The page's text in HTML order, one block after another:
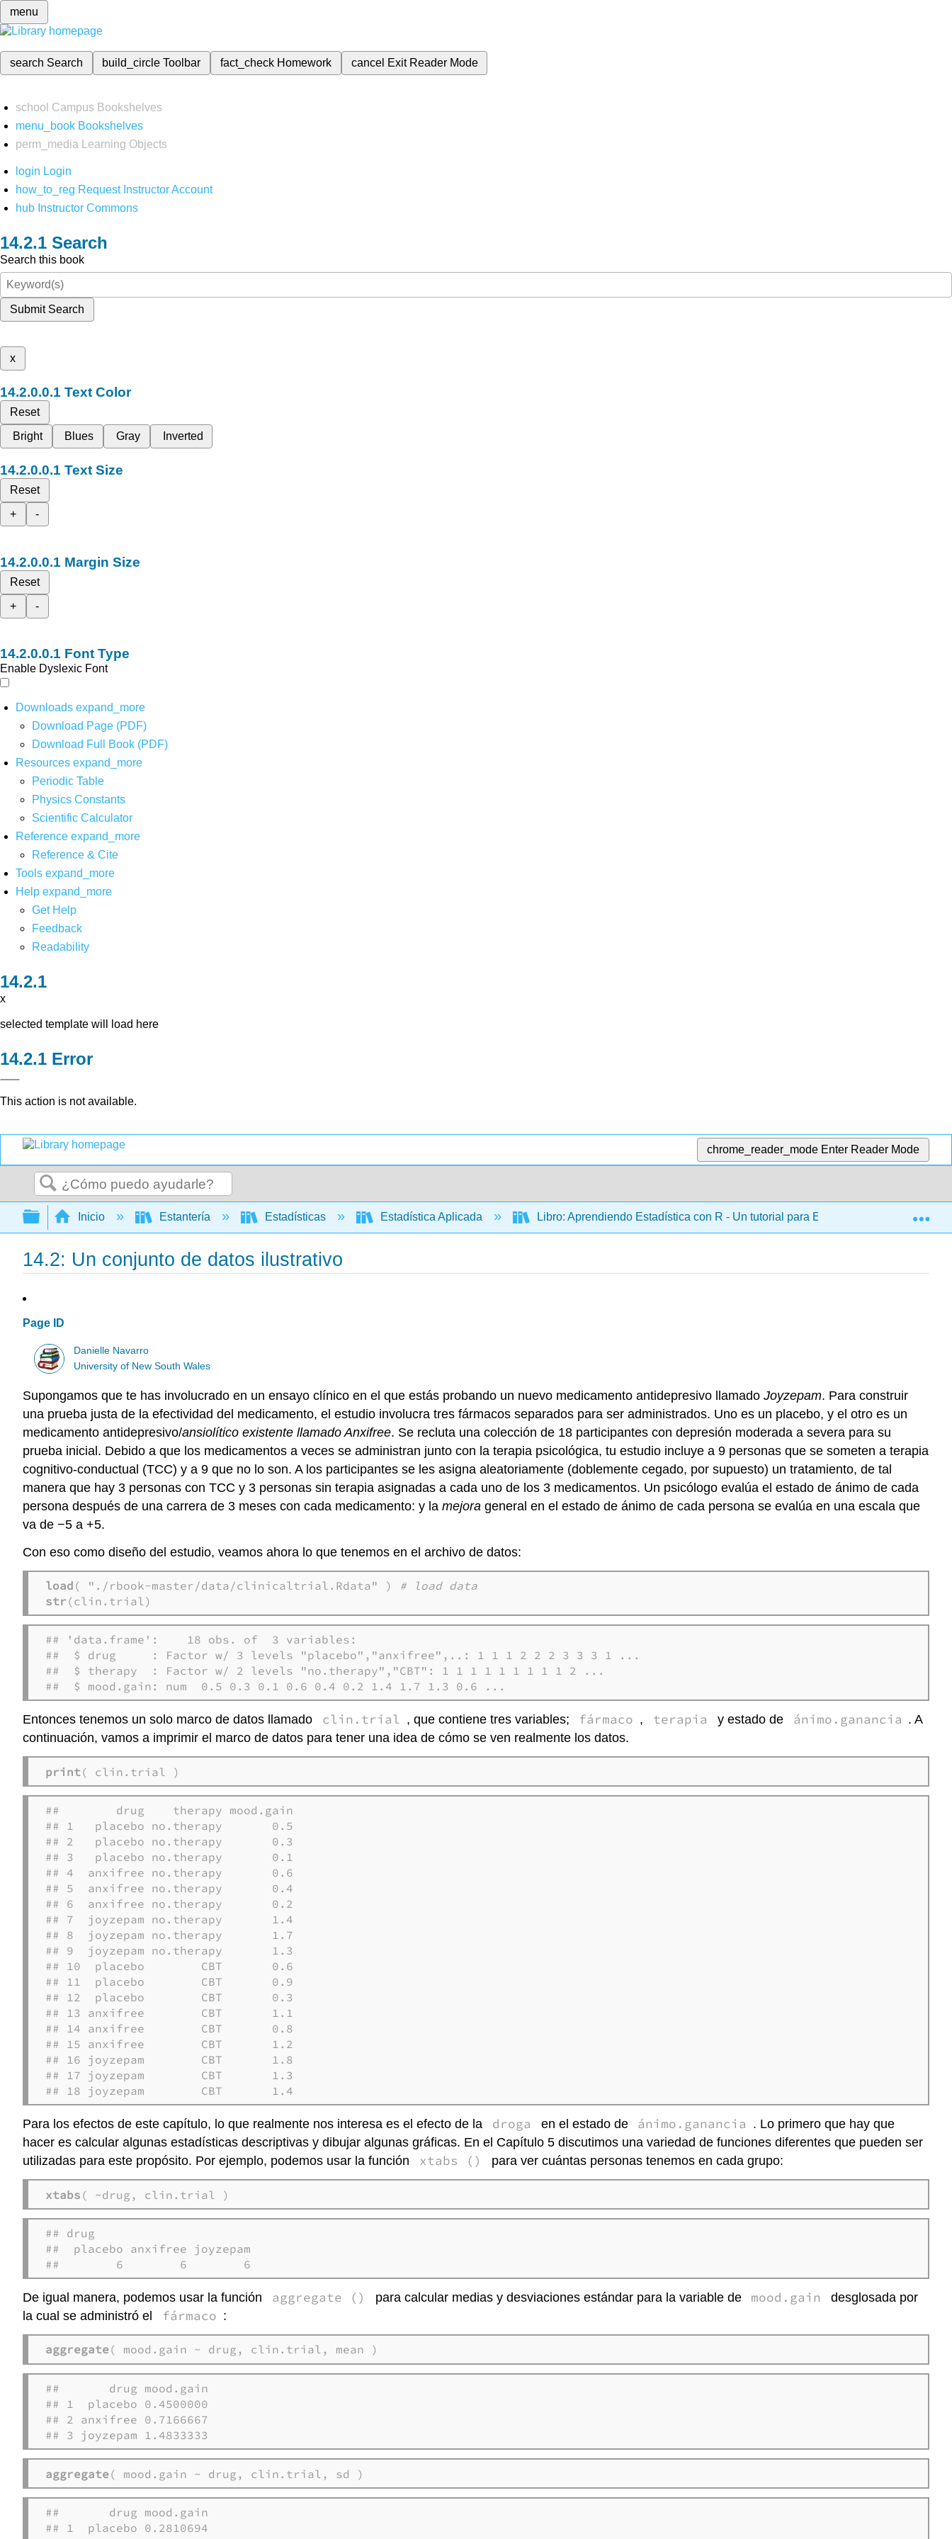
menu
search Search build_circleToolbar fact_check Homework cancel Exit Reader Mode
school Campus Bookshelves
menu_book Bookshelves
perm_media
Learning Objects
login Login
how_to_reg Request Instructor Account
hub Instructor Commons
Search
Search this book
Submit Search
x
Text Color
Reset
Bright
Blues Gray Inverted
Text Size
Reset
+
-
Margin Size
Reset
+
-
Font Type
Enable Dyslexic Font
Downloads expand_more
Download Page (PDF)
Download Full Book (PDF)
Resources expand_more
Periodic Table
Physics Constants
Scientific Calculator
Reference expand_more
Reference & Cite
Tools expand_more
Help expand_more
Get Help
Feedback
Readability
x
selected template will load here
Error
This action is not available.
chrome_reader_mode Enter Reader Mode
Buscar
Expandir/contraer jerarquía global
Inicio Estantería Estadísticas Estadística Aplicada Libro: Aprendiendo Estadística con R - Un tutorial para Estudiantes de Psicología
14.2: Un conjunto de datos ilustrativo
Page ID
Danielle Navarro
University of New South Wales
Supongamos que te has involucrado en un ensayo clínico en el que estás probando un nuevo medicamento antidepresivo llamado Joyzepam. Para construir
una prueba justa de la efectividad del medicamento, el estudio involucra tres fármacos separados para ser administrados. Uno es un placebo, y el otro es un
medicamento antidepresivo/ansiolítico existente llamado Anxifree. Se recluta una colección de 18 participantes con depresión moderada a severa para su
prueba inicial. Debido a que los medicamentos a veces se administran junto con la terapia psicológica, tu estudio incluye a 9 personas que se someten a terapia
cognitivo-conductual (TCC) y a 9 que no lo son. A los participantes se les asigna aleatoriamente (doblemente cegado, por supuesto) un tratamiento, de tal
manera que hay 3 personas con TCC y 3 personas sin terapia asignadas a cada uno de los 3 medicamentos. Un psicólogo evalúa el estado de ánimo de cada
persona después de una carrera de 3 meses con cada medicamento: y la mejora general en el estado de ánimo de cada persona se evalúa en una escala que
va de −5 a +5.
Con eso como diseño del estudio, veamos ahora lo que tenemos en el archivo de datos:
load ( "./rbook-master/data/clinicaltrial.Rdata" ) # load data
str (clin.trial)
## 'data.frame':    18 obs. of  3 variables:
##  $ drug     : Factor w/ 3 levels "placebo","anxifree",..: 1 1 1 2 2 2 3 3 3 1 ...
##  $ therapy  : Factor w/ 2 levels "no.therapy","CBT": 1 1 1 1 1 1 1 1 1 2 ...
##  $ mood.gain: num  0.5 0.3 0.1 0.6 0.4 0.2 1.4 1.7 1.3 0.6 ...
Entonces tenemos un solo marco de datos llamado clin.trial , que contiene tres variables; fármaco , terapia y estado de ánimo.ganancia . A
continuación, vamos a imprimir el marco de datos para tener una idea de cómo se ven realmente los datos.
print ( clin.trial )
##        drug    therapy mood.gain
## 1   placebo no.therapy       0.5
## 2   placebo no.therapy       0.3
## 3   placebo no.therapy       0.1
## 4  anxifree no.therapy       0.6
## 5  anxifree no.therapy       0.4
## 6  anxifree no.therapy       0.2
## 7  joyzepam no.therapy       1.4
## 8  joyzepam no.therapy       1.7
## 9  joyzepam no.therapy       1.3
## 10  placebo        CBT       0.6
## 11  placebo        CBT       0.9
## 12  placebo        CBT       0.3
## 13 anxifree        CBT       1.1
## 14 anxifree        CBT       0.8
## 15 anxifree        CBT       1.2
## 16 joyzepam        CBT       1.8
## 17 joyzepam        CBT       1.3
## 18 joyzepam        CBT       1.4
Para los efectos de este capítulo, lo que realmente nos interesa es el efecto de la droga en el estado de ánimo.ganancia . Lo primero que hay que
hacer es calcular algunas estadísticas descriptivas y dibujar algunas gráficas. En el Capítulo 5 discutimos una variedad de funciones diferentes que pueden ser
utilizadas para este propósito. Por ejemplo, podemos usar la función
xtabs () para ver cuántas personas tenemos en cada grupo:
xtabs ( ~drug, clin.trial )
## drug
##  placebo anxifree joyzepam
##        6        6        6
De igual manera, podemos usar la función aggregate () para calcular medias y desviaciones estándar para la variable de mood.gain
desglosada por
la cual se administró el
fármaco :
aggregate( mood.gain ~ drug, clin.trial, mean )
##       drug mood.gain
## 1  placebo 0.4500000
## 2 anxifree 0.7166667
## 3 joyzepam 1.4833333
aggregate( mood.gain ~ drug, clin.trial, sd )
##       drug mood.gain
## 1  placebo 0.2810694